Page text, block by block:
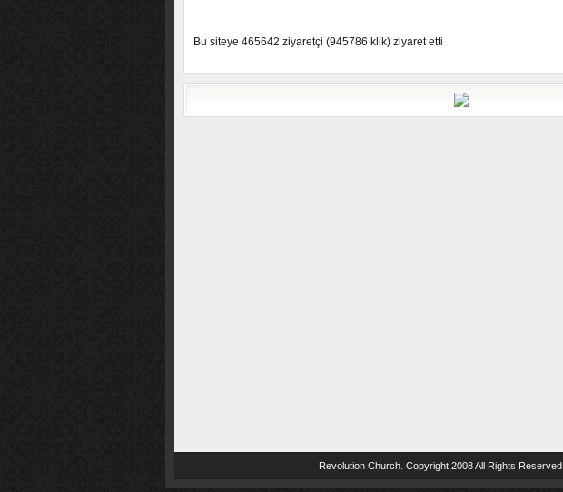
Bu siteye 465642 ziyaretçi (945786 klik) ziyaret etti
Revolution Church. Copyright 2008 All Rights Reserved